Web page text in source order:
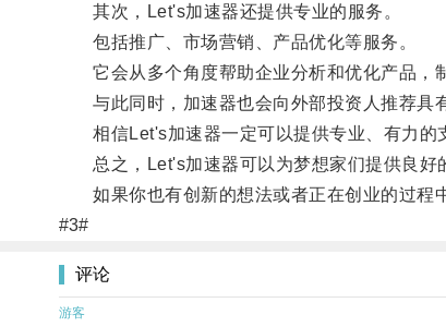
其次，Let's加速器还提供专业的服务。
包括推广、市场营销、产品优化等服务。
它会从多个角度帮助企业分析和优化产品，
与此同时，加速器也会向外部投资人推荐具
相信Let's加速器一定可以提供专业、有力的
总之，Let's加速器可以为梦想家们提供良好
如果你也有创新的想法或者正在创业的过程
#3#
评论
游客